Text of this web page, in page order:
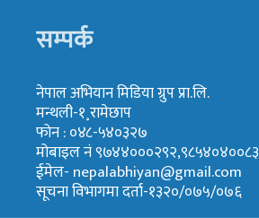
सम्पर्क
नेपाल अभियान मिडिया ग्रुप प्रा.लि.
मन्थली-१¸रामेछाप
फोन : ०४८-५४०३२७
मोबाइल नं ९७४४०००२९२,९८५४०४००८३
ईमेल- nepalabhiyan@gmail.com
सूचना विभागमा दर्ता-१३२०/०७५/०७६